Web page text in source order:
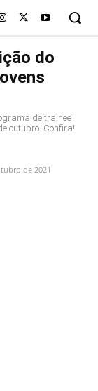
do
de trainee
outubro. Confira!
de 2021